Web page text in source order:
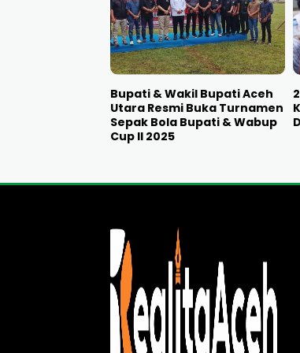
Bupati & Wakil Bupati Aceh
Utara Resmi Buka Turnamen
Sepak Bola Bupati & Wabup
Cup II 2025